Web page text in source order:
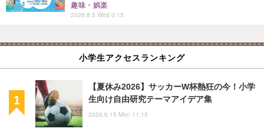
趣味・娯楽
2026.8.5 Wed 0:15
小学生アクセスランキング
【夏休み2026】サッカーW杯熱狂の今！小学
生向け自由研究テーマアイデア集
2026.6.15 Mon 11:15